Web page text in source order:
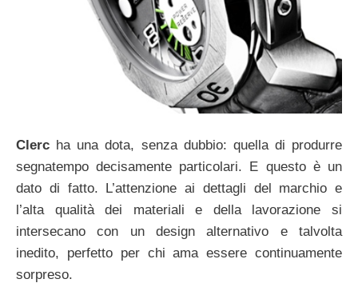
Clerc ha una dota, senza dubbio: quella di produrre
segnatempo decisamente particolari. E questo è un
dato di fatto. L’attenzione ai dettagli del marchio e
l’alta qualità dei materiali e della lavorazione si
intersecano con un design alternativo e talvolta
inedito, perfetto per chi ama essere continuamente
sorpreso.